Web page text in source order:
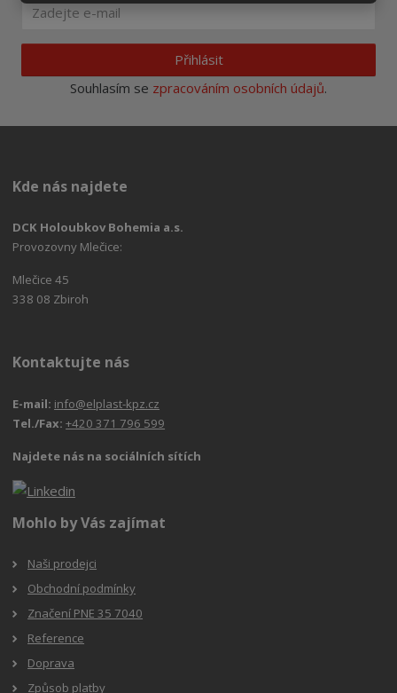
Přihlásit
Souhlasím se zpracováním osobních údajů.
Kde nás najdete
DCK Holoubkov Bohemia a.s.
Provozovny Mlečice:
Mlečice 45
338 08 Zbiroh
Kontaktujte nás
E-mail: info@elplast-kpz.cz
Tel./Fax:+420 371 796 599
Najdete nás na sociálních sítích
Mohlo by Vás zajímat
Naši prodejci
Obchodní podmínky
Značení PNE 35 7040
Reference
Doprava
Způsob platby